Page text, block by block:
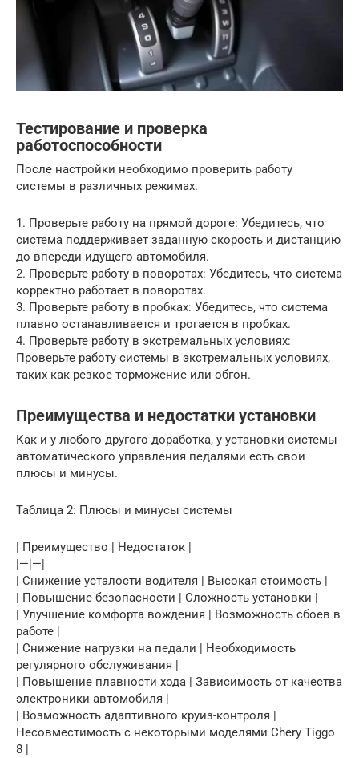
Тестирование и проверка
работоспособности
После настройки необходимо проверить работу
системы в различных режимах.
1. Проверьте работу на прямой дороге: Убедитесь, что
система поддерживает заданную скорость и дистанцию
до впереди идущего автомобиля.
2. Проверьте работу в поворотах: Убедитесь, что система
корректно работает в поворотах.
3. Проверьте работу в пробках: Убедитесь, что система
плавно останавливается и трогается в пробках.
4. Проверьте работу в экстремальных условиях:
Проверьте работу системы в экстремальных условиях,
таких как резкое торможение или обгон.
Преимущества и недостатки установки
Как и у любого другого доработка, у установки системы
автоматического управления педалями есть свои
плюсы и минусы.
Таблица 2: Плюсы и минусы системы
| Преимущество | Недостаток |
|—|—|
| Снижение усталости водителя | Высокая стоимость |
| Повышение безопасности | Сложность установки |
| Улучшение комфорта вождения | Возможность сбоев в
работе |
| Снижение нагрузки на педали | Необходимость
регулярного обслуживания |
| Повышение плавности хода | Зависимость от качества
электроники автомобиля |
| Возможность адаптивного круиз-контроля |
Несовместимость с некоторыми моделями Chery Tiggo
8 |